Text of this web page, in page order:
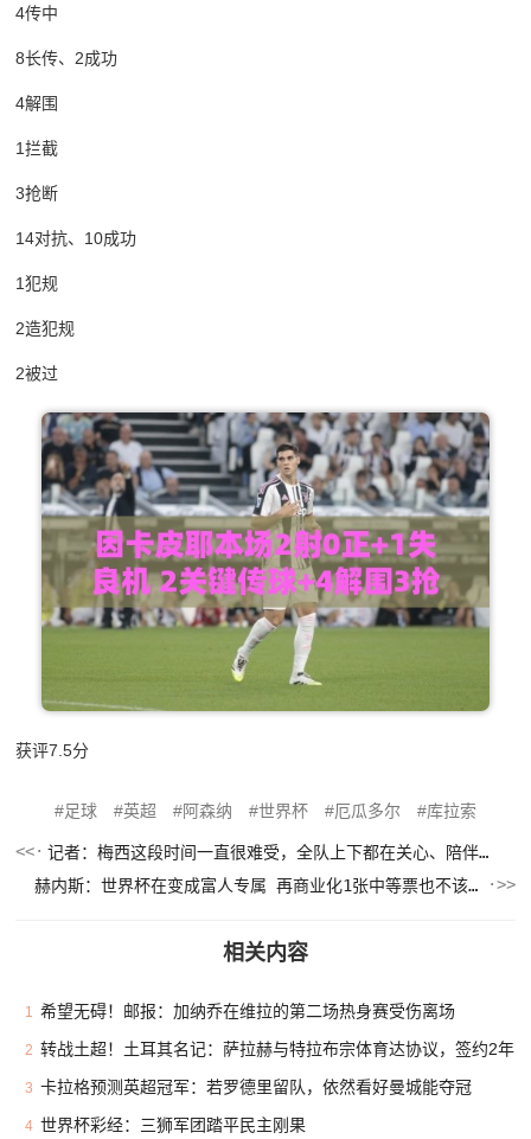
4传中
8长传、2成功
4解围
1拦截
3抢断
14对抗、10成功
1犯规
2造犯规
2被过
获评7.5分
足球 英超 阿森纳 世界杯 厄瓜多尔 库拉索
记者：梅西这段时间一直很难受，全队上下都在关心、陪伴和安抚他
赫内斯：世界杯在变成富人专属 再商业化1张中等票也不该2千美金
相关内容
1 希望无碍！邮报：加纳乔在维拉的第二场热身赛受伤离场
2 转战土超！土耳其名记：萨拉赫与特拉布宗体育达协议，签约2年
3 卡拉格预测英超冠军：若罗德里留队，依然看好曼城能夺冠
4 世界杯彩经：三狮军团踏平民主刚果